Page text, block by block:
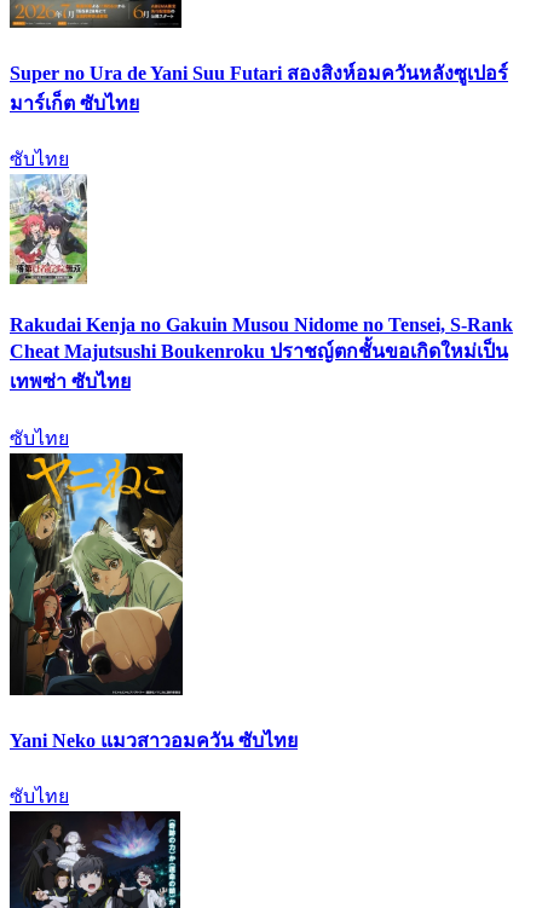
Super no Ura de Yani Suu Futari สองสิงห์อมควันหลังซูเปอร์
มาร์เก็ต ซับไทย
ซับไทย
Rakudai Kenja no Gakuin Musou Nidome no Tensei, S-Rank
Cheat Majutsushi Boukenroku ปราชญ์ตกชั้นขอเกิดใหม่เป็น
เทพซ่า ซับไทย
ซับไทย
Yani Neko แมวสาวอมควัน ซับไทย
ซับไทย